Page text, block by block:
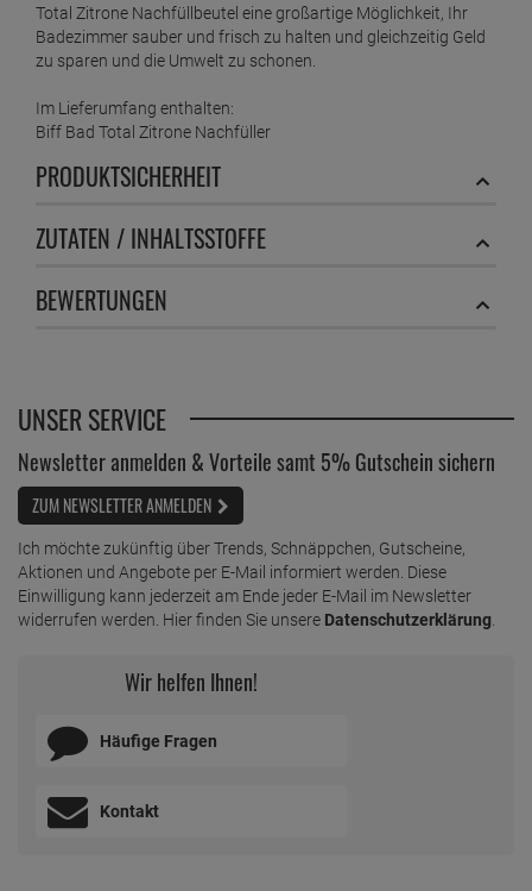
Total Zitrone Nachfüllbeutel eine großartige Möglichkeit, Ihr
Badezimmer sauber und frisch zu halten und gleichzeitig Geld
zu sparen und die Umwelt zu schonen.
Im Lieferumfang enthalten:
Biff Bad Total Zitrone Nachfüller
PRODUKTSICHERHEIT
ZUTATEN / INHALTSSTOFFE
BEWERTUNGEN
UNSER SERVICE
Newsletter anmelden & Vorteile samt 5% Gutschein sichern
ZUM NEWSLETTER ANMELDEN
Ich möchte zukünftig über Trends, Schnäppchen, Gutscheine,
Aktionen und Angebote per E-Mail informiert werden. Diese
Einwilligung kann jederzeit am Ende jeder E-Mail im Newsletter
widerrufen werden. Hier finden Sie unsere Datenschutzerklärung
Wir helfen Ihnen!
Häufige Fragen
Kontakt